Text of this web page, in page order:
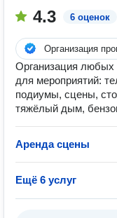
4.3 6 оценок
Организация
Организация любых
для мероприятий:
подиумы, сцены,
тяжёлый дым,
Аренда сцены
Ещё 6 услуг